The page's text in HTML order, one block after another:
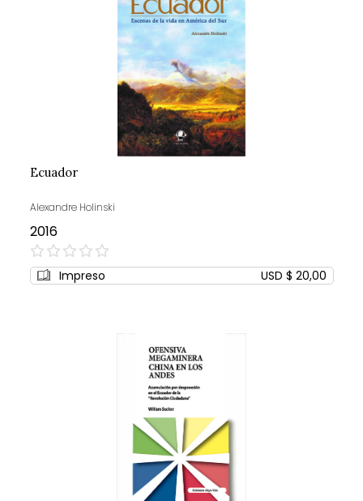
Ecuador
Alexandre Holinski
2016
0%
Impreso USD $ 20,00